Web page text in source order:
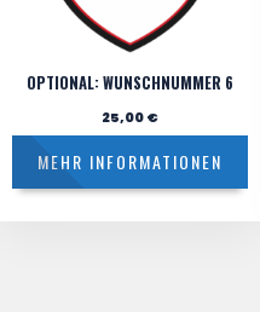
OPTIONAL: WUNSCHNUMMER 6
25,00€
MEHR INFORMATIONEN